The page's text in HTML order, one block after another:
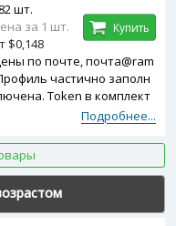
по почте, почта@ram
частично заполн
Token в комплект
Подробнее...
шт.
за 1 шт.
$0,148
Купить